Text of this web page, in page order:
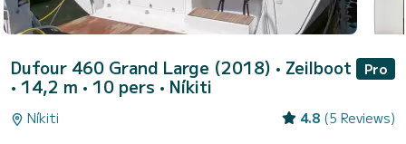
Dufour 460 Grand Large (2018) • Zeilboot
• 14,2 m • 10 pers • Níkiti
Pro
Níkiti 4.8 (5 Reviews)